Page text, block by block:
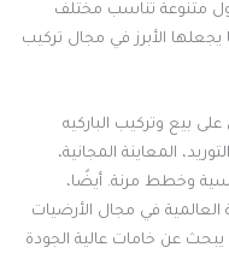
متنوعة تناسب مختلف
يجعلها الأبرز في مجال تركيب
بيع وتركيب الباركيه
المعاينة المجانية،
وخطط مرنة. أيضًا،
في مجال الأرضيات
يبحث عن خامات عالية الجودة